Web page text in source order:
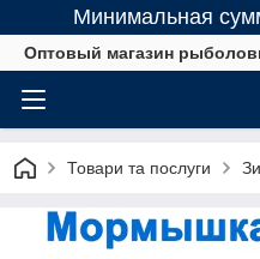
Минимальная
Оптовый магазин
Товари та послуги